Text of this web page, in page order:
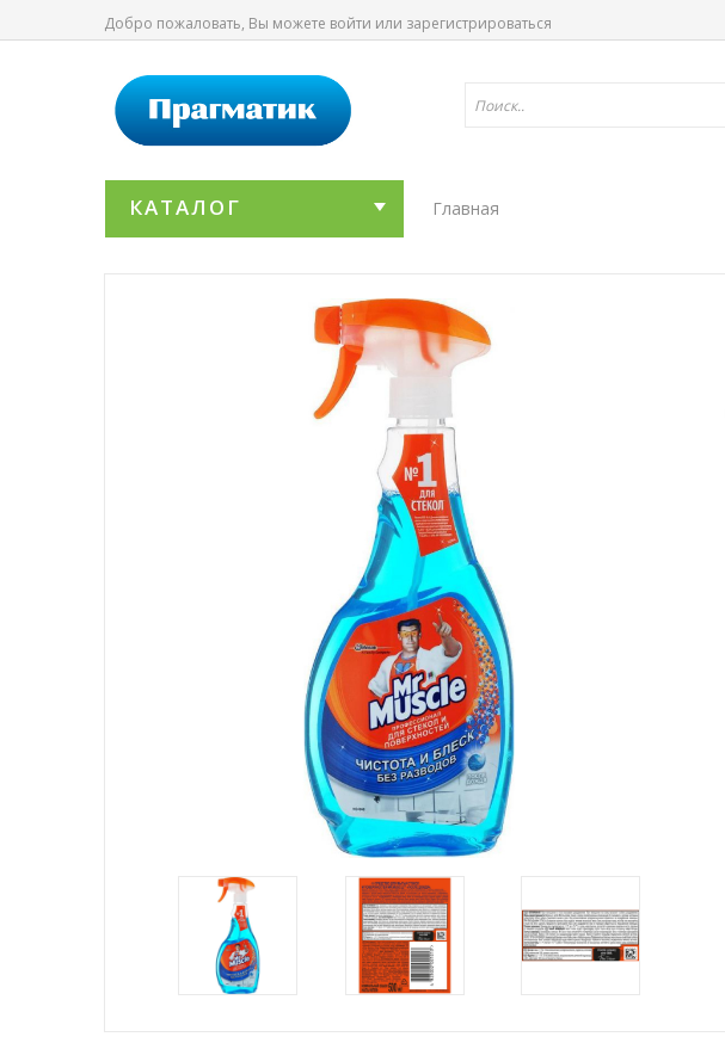
Добро пожаловать, Вы можете войти или зарегистрироваться
КАТАЛОГ Главная